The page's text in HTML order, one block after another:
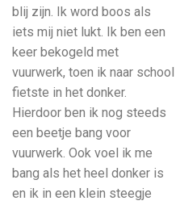
blij zijn. Ik word boos als
iets mij niet lukt. Ik ben een
keer bekogeld met
vuurwerk, toen ik naar school
fietste in het donker.
Hierdoor ben ik nog steeds
een beetje bang voor
vuurwerk. Ook voel ik me
bang als het heel donker is
en ik in een klein steegje